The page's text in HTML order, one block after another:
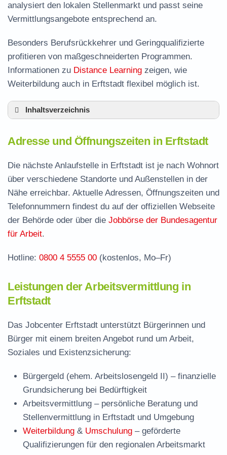
analysiert den lokalen Stellenmarkt und passt seine
Vermittlungsangebote entsprechend an.
Besonders Berufsrückkehrer und Geringqualifizierte
profitieren von maßgeschneiderten Programmen.
Informationen zu Distance Learning zeigen, wie
Weiterbildung auch in Erftstadt flexibel möglich ist.
Inhaltsverzeichnis
Leistungen der Arbeitsvermittlung in Erftstadt
Termin vereinbaren und Bürgergeld beantragen
Jobcenter Rhein-Erft-Kreis – zuständige Stelle
Stellenangebote und Jobbörse in Erftstadt
Häufige Fragen rund ums Jobcenter
Adresse und Öffnungszeiten in Erftstadt
Die nächste Anlaufstelle in Erftstadt ist je nach Wohnort
über verschiedene Standorte und Außenstellen in der
Nähe erreichbar. Aktuelle Adressen, Öffnungszeiten und
Telefonnummern findest du auf der offiziellen Webseite
der Behörde oder über die Jobbörse der Bundesagentur
für Arbeit.
Hotline: 0800 4 5555 00 (kostenlos, Mo–Fr)
Leistungen der Arbeitsvermittlung in
Erftstadt
Das Jobcenter Erftstadt unterstützt Bürgerinnen und
Bürger mit einem breiten Angebot rund um Arbeit,
Soziales und Existenzsicherung:
Bürgergeld (ehem. Arbeitslosengeld II) – finanzielle
Grundsicherung bei Bedürftigkeit
Arbeitsvermittlung – persönliche Beratung und
Stellenvermittlung in Erftstadt und Umgebung
Weiterbildung & Umschulung – geförderte
Qualifizierungen für den regionalen Arbeitsmarkt